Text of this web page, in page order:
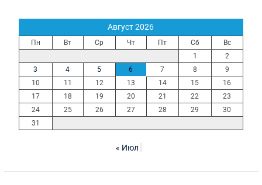
Август 2026
Пн Вт Ср Чт Пт Сб
Вс
1
2
3
4 5 6 7 8
9
10
11 12 13 14 15
16
17
18 19 20 21 22
23
24
25 26 27 28 29
30
31
« Июл